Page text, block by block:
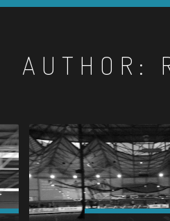
AUTHOR: